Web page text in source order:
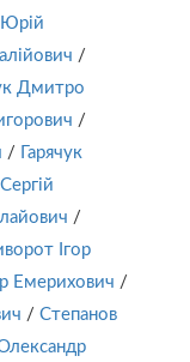
/
Дмитро
/
/
Гарячук
/
Ігор
Емерихович /
/ Степанов